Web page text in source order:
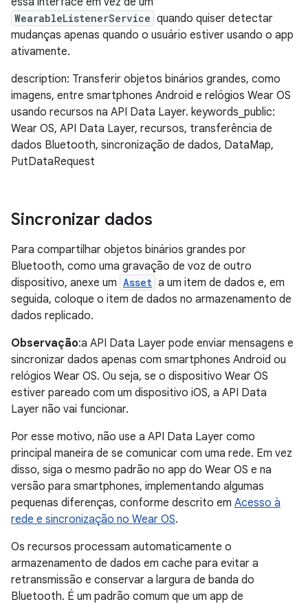
WearableListenerService quando quiser detectar
mudanças apenas quando o usuário estiver usando o app
ativamente.
description: Transferir objetos binários grandes, como
imagens, entre smartphones Android e relógios Wear OS
usando recursos na API Data Layer. keywords_public:
Wear OS, API Data Layer, recursos, transferência de
dados Bluetooth, sincronização de dados, DataMap,
PutDataRequest
Sincronizar dados
Para compartilhar objetos binários grandes por
Bluetooth, como uma gravação de voz de outro
dispositivo, anexe um Asset a um item de dados e, em
seguida, coloque o item de dados no armazenamento de
dados replicado.
Observação:a API Data Layer pode enviar mensagens e
sincronizar dados apenas com smartphones Android ou
relógios Wear OS. Ou seja, se o dispositivo Wear OS
estiver pareado com um dispositivo iOS, a API Data
Layer não vai funcionar.
Por esse motivo, não use a API Data Layer como
principal maneira de se comunicar com uma rede. Em vez
disso, siga o mesmo padrão no app do Wear OS e na
versão para smartphones, implementando algumas
pequenas diferenças, conforme descrito em Acesso à
rede e sincronização no Wear OS.
Os recursos processam automaticamente o
armazenamento de dados em cache para evitar a
retransmissão e conservar a largura de banda do
Bluetooth. É um padrão comum que um app de